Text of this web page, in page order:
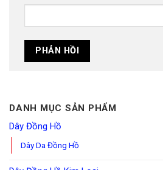
DANH MỤC SẢN PHẨM
Dây Đồng Hồ
Dây Da Đồng Hồ